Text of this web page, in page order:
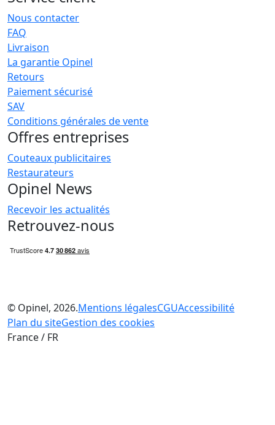
Nous contacter
FAQ
Livraison
La garantie Opinel
Retours
Paiement sécurisé
SAV
Conditions générales de vente
Offres entreprises
Couteaux publicitaires
Restaurateurs
Opinel News
Recevoir les actualités
Retrouvez-nous
© Opinel, 2026.Mentions légalesCGUAccessibilité
Plan du siteGestion des cookies
France / FR